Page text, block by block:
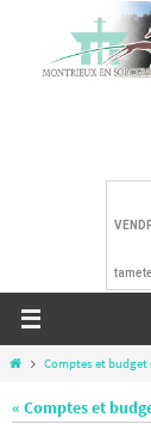
contenu
HomeComptes et budget
« Comptes et